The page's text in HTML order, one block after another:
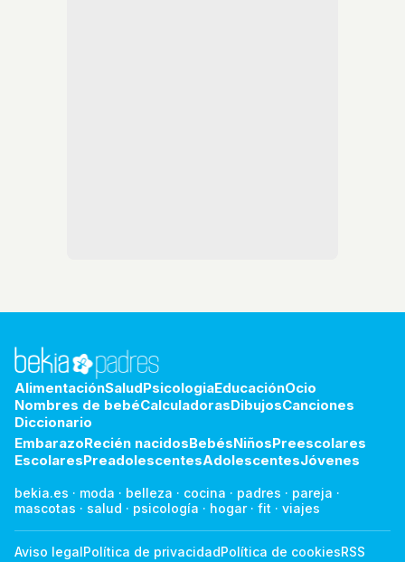
AlimentaciónSaludPsicologiaEducaciónOcio
Nombres de bebéCalculadorasDibujosCanciones
Diccionario
EmbarazoRecién nacidosBebésNiñosPreescolares
EscolaresPreadolescentesAdolescentesJóvenes
bekia.es · moda · belleza · cocina · padres · pareja ·
mascotas · salud · psicología · hogar· fit · viajes
Aviso legalPolítica de privacidadPolítica de cookiesRSS